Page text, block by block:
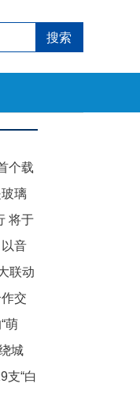
个载
璃
将于
音
联动
交
萌
城
支“白